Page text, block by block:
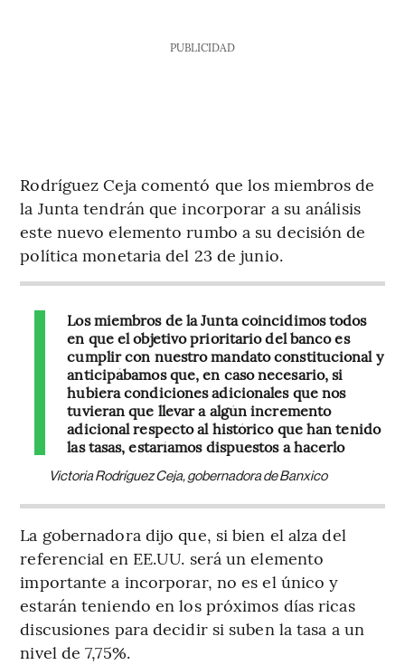
PUBLICIDAD
Rodríguez Ceja comentó que los miembros de
la Junta tendrán que incorporar a su análisis
este nuevo elemento rumbo a su decisión de
política monetaria del 23 de junio.
Los miembros de la Junta coincidimos todos
en que el objetivo prioritario del banco es
cumplir con nuestro mandato constitucional y
anticipábamos que, en caso necesario, si
hubiera condiciones adicionales que nos
tuvieran que llevar a algún incremento
adicional respecto al histórico que han tenido
las tasas, estaríamos dispuestos a hacerlo
Victoria Rodríguez Ceja, gobernadora de Banxico
La gobernadora dijo que, si bien el alza del
referencial en EE.UU. será un elemento
importante a incorporar, no es el único y
estarán teniendo en los próximos días ricas
discusiones para decidir si suben la tasa a un
nivel de 7,75%.